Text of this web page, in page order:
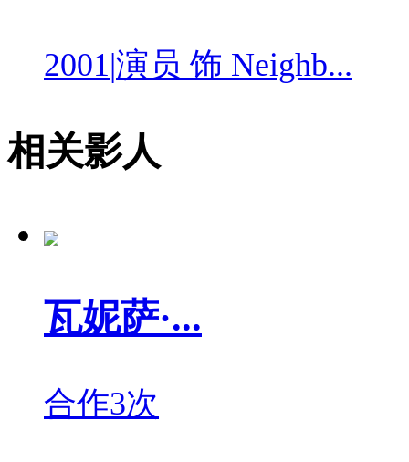
2001|演员 饰 Neighb...
相关影人
瓦妮萨·...
合作3次